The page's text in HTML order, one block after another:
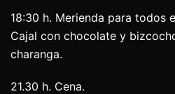
18:30 h. Merienda para todos
Cajal con chocolate y
charanga.
21.30 h. Cena.